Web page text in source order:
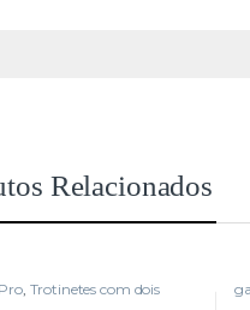
Relacionados
, Trotinetes com dois